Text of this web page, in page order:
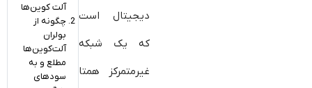
دیجیتال است
که یک شبکه
غیرمتمرکز همتا
آلت کوین‌ها
چگونه از
بولران
آلت‌کوین‌ها
مطلع و به
سودهای